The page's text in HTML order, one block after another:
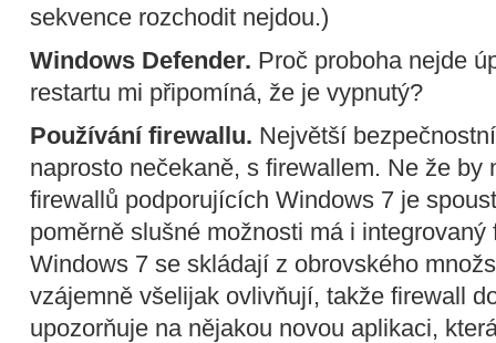
sekvence rozchodit nejdou.)
Windows Defender. Proč proboha nejde
restartu mi připomíná, že je vypnutý?
Používání firewallu. Největší
naprosto nečekaně, s firewallem. Ne že by
firewallů podporujících Windows 7 je
poměrně slušné možnosti má i
Windows 7 se skládají z obrovského
vzájemně všelijak ovlivňují, takže firewall
upozorňuje na nějakou novou aplikaci,